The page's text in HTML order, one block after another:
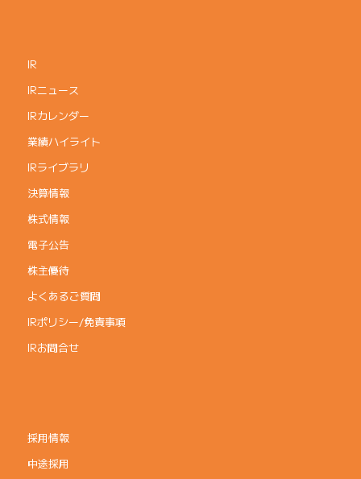
IR
IRニュース
IRカレンダー
業績ハイライト
IRライブラリ
決算情報
株式情報
電子公告
株主優待
よくあるご質問
IRポリシー/免責事項
IRお問合せ
採用情報
中途採用